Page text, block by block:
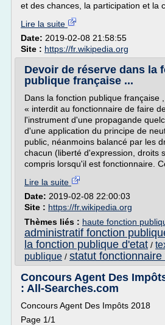
et des chances, la participation et la
Lire la suite
Date: 2019-02-08 21:58:55
Site : https://fr.wikipedia.org
Devoir de réserve dans la
publique française ...
Dans la fonction publique française
« interdit au fonctionnaire de faire
l'instrument d'une propagande
d'une application du principe de
public, néanmoins balancé par les
chacun (liberté d'expression, droits
compris lorsqu'il est fonctionnaire.
Lire la suite
Date: 2019-02-08 22:00:03
Site : https://fr.wikipedia.org
Thèmes liés : haute fonction
administratif fonction
la fonction publique d'etat /
publique / statut
Concours Agent Des
: All-Searches.com
Concours Agent Des Impôts 2018
Page 1/1